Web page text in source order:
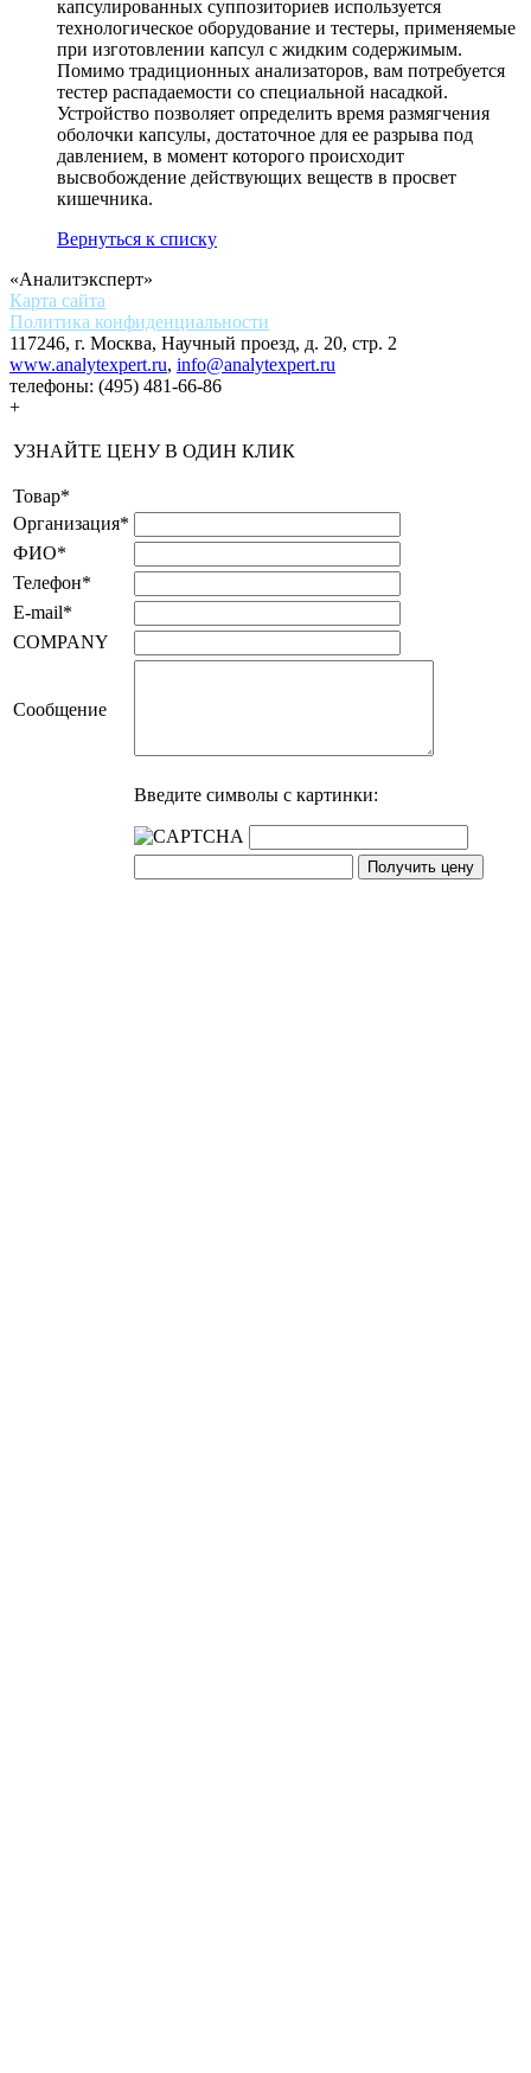
капсулированных суппозиториев используется
технологическое оборудование и тестеры, применяемые
при изготовлении капсул с жидким содержимым.
Помимо традиционных анализаторов, вам потребуется
тестер распадаемости со специальной насадкой.
Устройство позволяет определить время размягчения
оболочки капсулы, достаточное для ее разрыва под
давлением, в момент которого происходит
высвобождение действующих веществ в просвет
кишечника.
Вернуться к списку
«Аналитэксперт»
Карта сайта
Политика конфиденциальности
117246, г. Москва, Научный проезд, д. 20, стр. 2
www.analytexpert.ru, info@analytexpert.ru
телефоны: (495) 481-66-86
+
УЗНАЙТЕ ЦЕНУ В ОДИН КЛИК
Товар*
Организация*
ФИО*
Телефон*
E-mail*
COMPANY
Сообщение
Введите символы с картинки: